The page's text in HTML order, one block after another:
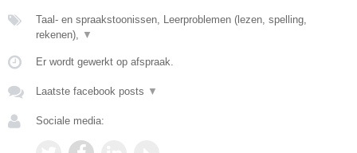
Taal- en spraakstoonissen, Leerproblemen (lezen, spelling,
rekenen), ▼
Er wordt gewerkt op afspraak.
Laatste facebook posts ▼
Sociale media: